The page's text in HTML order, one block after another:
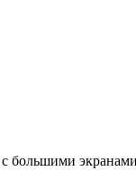
большими